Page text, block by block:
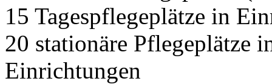
15 Tagespflegeplätze in
20 stationäre Pflegeplätze
Einrichtungen